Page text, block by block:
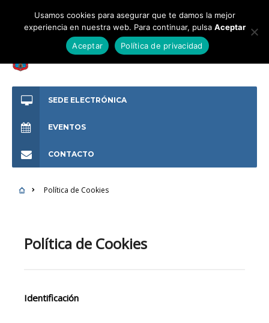
SEDE ELECTRÓNICA
EVENTOS
CONTACTO
Política de Cookies
Política de Cookies
Identificación
Usamos cookies para asegurar que te damos la mejor
experiencia en nuestra web. Para continuar, pulsa Aceptar
Aceptar
Política de privacidad